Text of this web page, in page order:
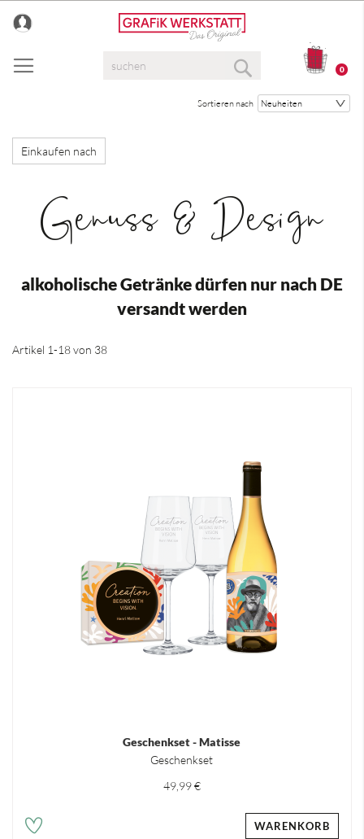
zum
0
Genuss & Design
alkoholische Getränke dürfen nur nach DE
versandt werden
Artikel 1-18von 38
Sortieren nach
Geschenkset - Matisse
Geschenkset
49,99 €
WARENKORB
Einkaufen nach